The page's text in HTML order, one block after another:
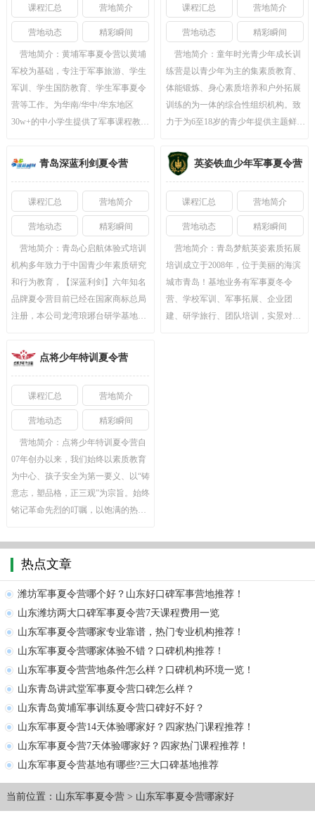
课程汇总 营地简介
营地动态 精彩瞬间
营地简介：黄埔军事夏令营以黄埔
军校为基础，专注于军事旅游、学生
军训、学生国防教育、学生军事夏令
营等工作。为华南/华中/华东地区
30w+的中小学生提供了军事课程教
课程汇总 营地简介
营地动态 精彩瞬间
营地简介： 童年时光青少年成长训
练营是以青少年为主的集素质教育、
体能锻炼、身心素质培养和户外拓展
训练的为一体的综合性组织机构。致
力于为6至18岁的青少年提供主题鲜
青岛深蓝利剑夏令营
课程汇总 营地简介
营地动态 精彩瞬间
营地简介：青岛心启航体验式培训
机构多年致力于中国青少年素质研究
和行为教育，【深蓝利剑】六年知名
品牌夏令营目前已经在国家商标总局
注册，本公司龙湾琅琊台研学基地被
英姿铁血少年军事夏令营
课程汇总 营地简介
营地动态 精彩瞬间
营地简介： 青岛梦航英姿素质拓展
培训成立于2008年，位于美丽的海滨
城市青岛！基地业务有军事夏冬令
营、学校军训、军事拓展、企业团
建、研学旅行、团队培训，实景对抗
点将少年特训夏令营
课程汇总 营地简介
营地动态 精彩瞬间
营地简介： 点将少年特训夏令营自
07年创办以来，我们始终以素质教育
为中心、孩子安全为第一要义、以“铸
意志，塑品格，正三观”为宗旨。始终
铭记革命先烈的叮嘱，以饱满的热情
热点文章
潍坊军事夏令营哪个好？山东好口碑军事营地推荐！
山东潍坊两大口碑军事夏令营7天课程费用一览
山东军事夏令营哪家专业靠谱，热门专业机构推荐！
山东军事夏令营哪家体验不错？口碑机构推荐！
山东军事夏令营营地条件怎么样？口碑机构环境一览！
山东青岛讲武堂军事夏令营口碑怎么样？
山东青岛黄埔军事训练夏令营口碑好不好？
山东军事夏令营14天体验哪家好？四家热门课程推荐！
山东军事夏令营7天体验哪家好？四家热门课程推荐！
山东军事夏令营基地有哪些?三大口碑基地推荐
当前位置： 山东军事夏令营> 山东军事夏令营哪家好